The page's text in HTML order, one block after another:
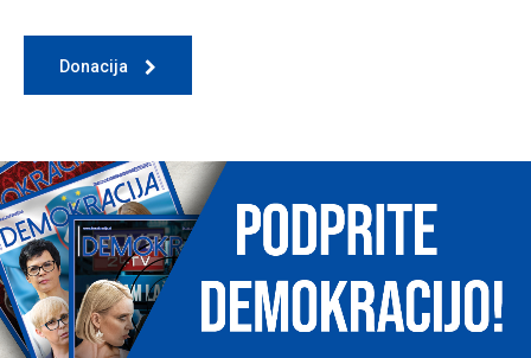
Donacija